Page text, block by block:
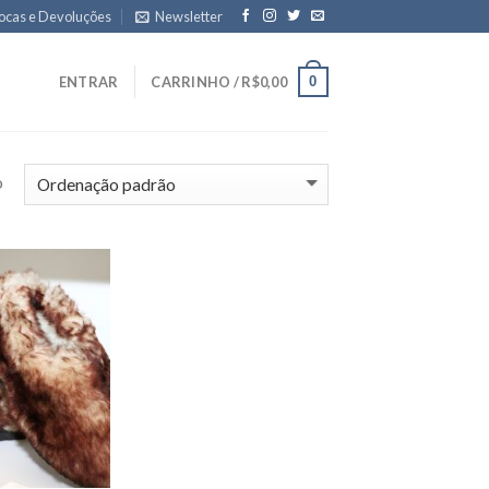
e Devoluções Newsletter
ENTRAR CARRINHO /R$0,00 0